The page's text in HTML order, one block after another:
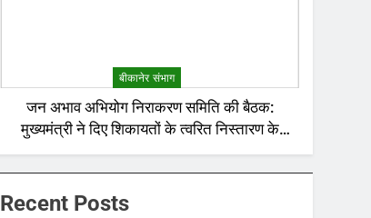
बीकानेर संभाग
जन अभाव अभियोग निराकरण समिति की बैठक:
मुख्यमंत्री ने दिए शिकायतों के त्वरित निस्तारण के
निर्देश; अनावश्यक बिजली कटौती पर सख्त रुख
Recent Posts